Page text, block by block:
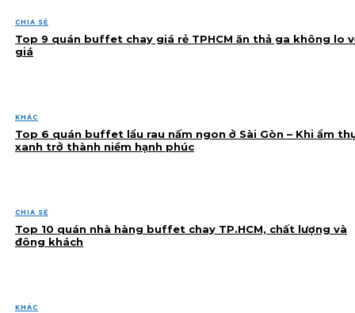
CHIA SẺ
Top 9 quán buffet chay giá rẻ TPHCM ăn thả ga không lo
giá
KHÁC
Top 6 quán buffet lẩu rau nấm ngon ở Sài Gòn – Khi ẩm
xanh trở thành niềm hạnh phúc
CHIA SẺ
Top 10 quán nhà hàng buffet chay TP.HCM, chất lượng và
đông khách
KHÁC